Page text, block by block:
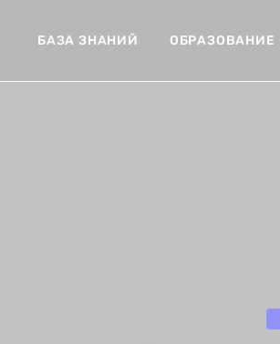
БАЗА ЗНАНИЙ ОБРАЗОВАНИЕ